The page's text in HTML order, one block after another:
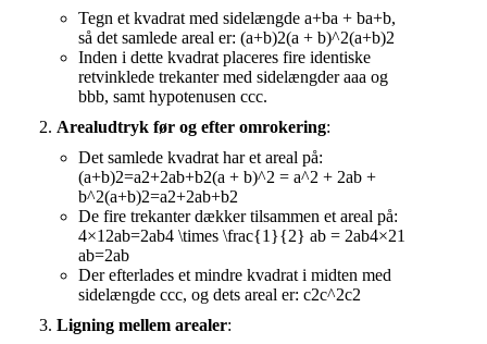
Tegn et kvadrat med sidelængde a+ba + ba+b,
så det samlede areal er: (a+b)2(a + b)^2(a+b)2
Inden i dette kvadrat placeres fire identiske
retvinklede trekanter med sidelængder aaa og
bbb, samt hypotenusen ccc.
Arealudtryk før og efter omrokering:
Det samlede kvadrat har et areal på:
(a+b)2=a2+2ab+b2(a + b)^2 = a^2 + 2ab +
b^2(a+b)2=a2+2ab+b2
De fire trekanter dækker tilsammen et areal på:
4×12ab=2ab4 \times \frac{1}{2} ab = 2ab4×21​
ab=2ab
Der efterlades et mindre kvadrat i midten med
sidelængde ccc, og dets areal er: c2c^2c2
Ligning mellem arealer: